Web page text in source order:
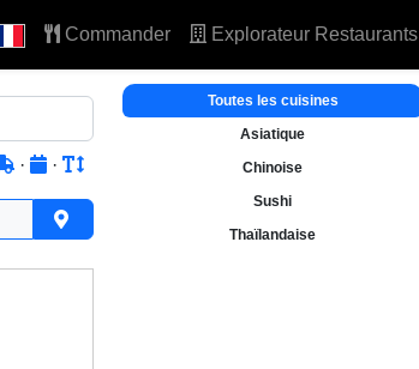
Commander Explorateur Restaurants
· ·
Toutes les cuisines
Asiatique
Chinoise
Sushi
Thaïlandaise